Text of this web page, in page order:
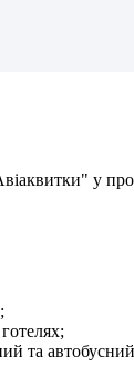
віаквитки" у про
;
готелях;
ий та автобусний